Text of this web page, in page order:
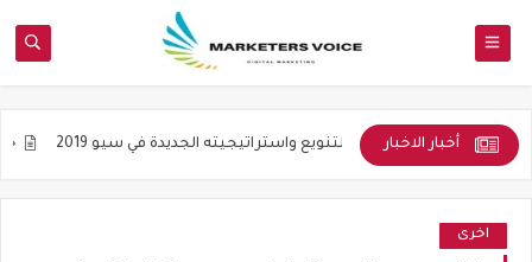
أخبار الاخبارالتنويع واستراتيجيته الجديدة في سيو 2019 جوده
اخرى